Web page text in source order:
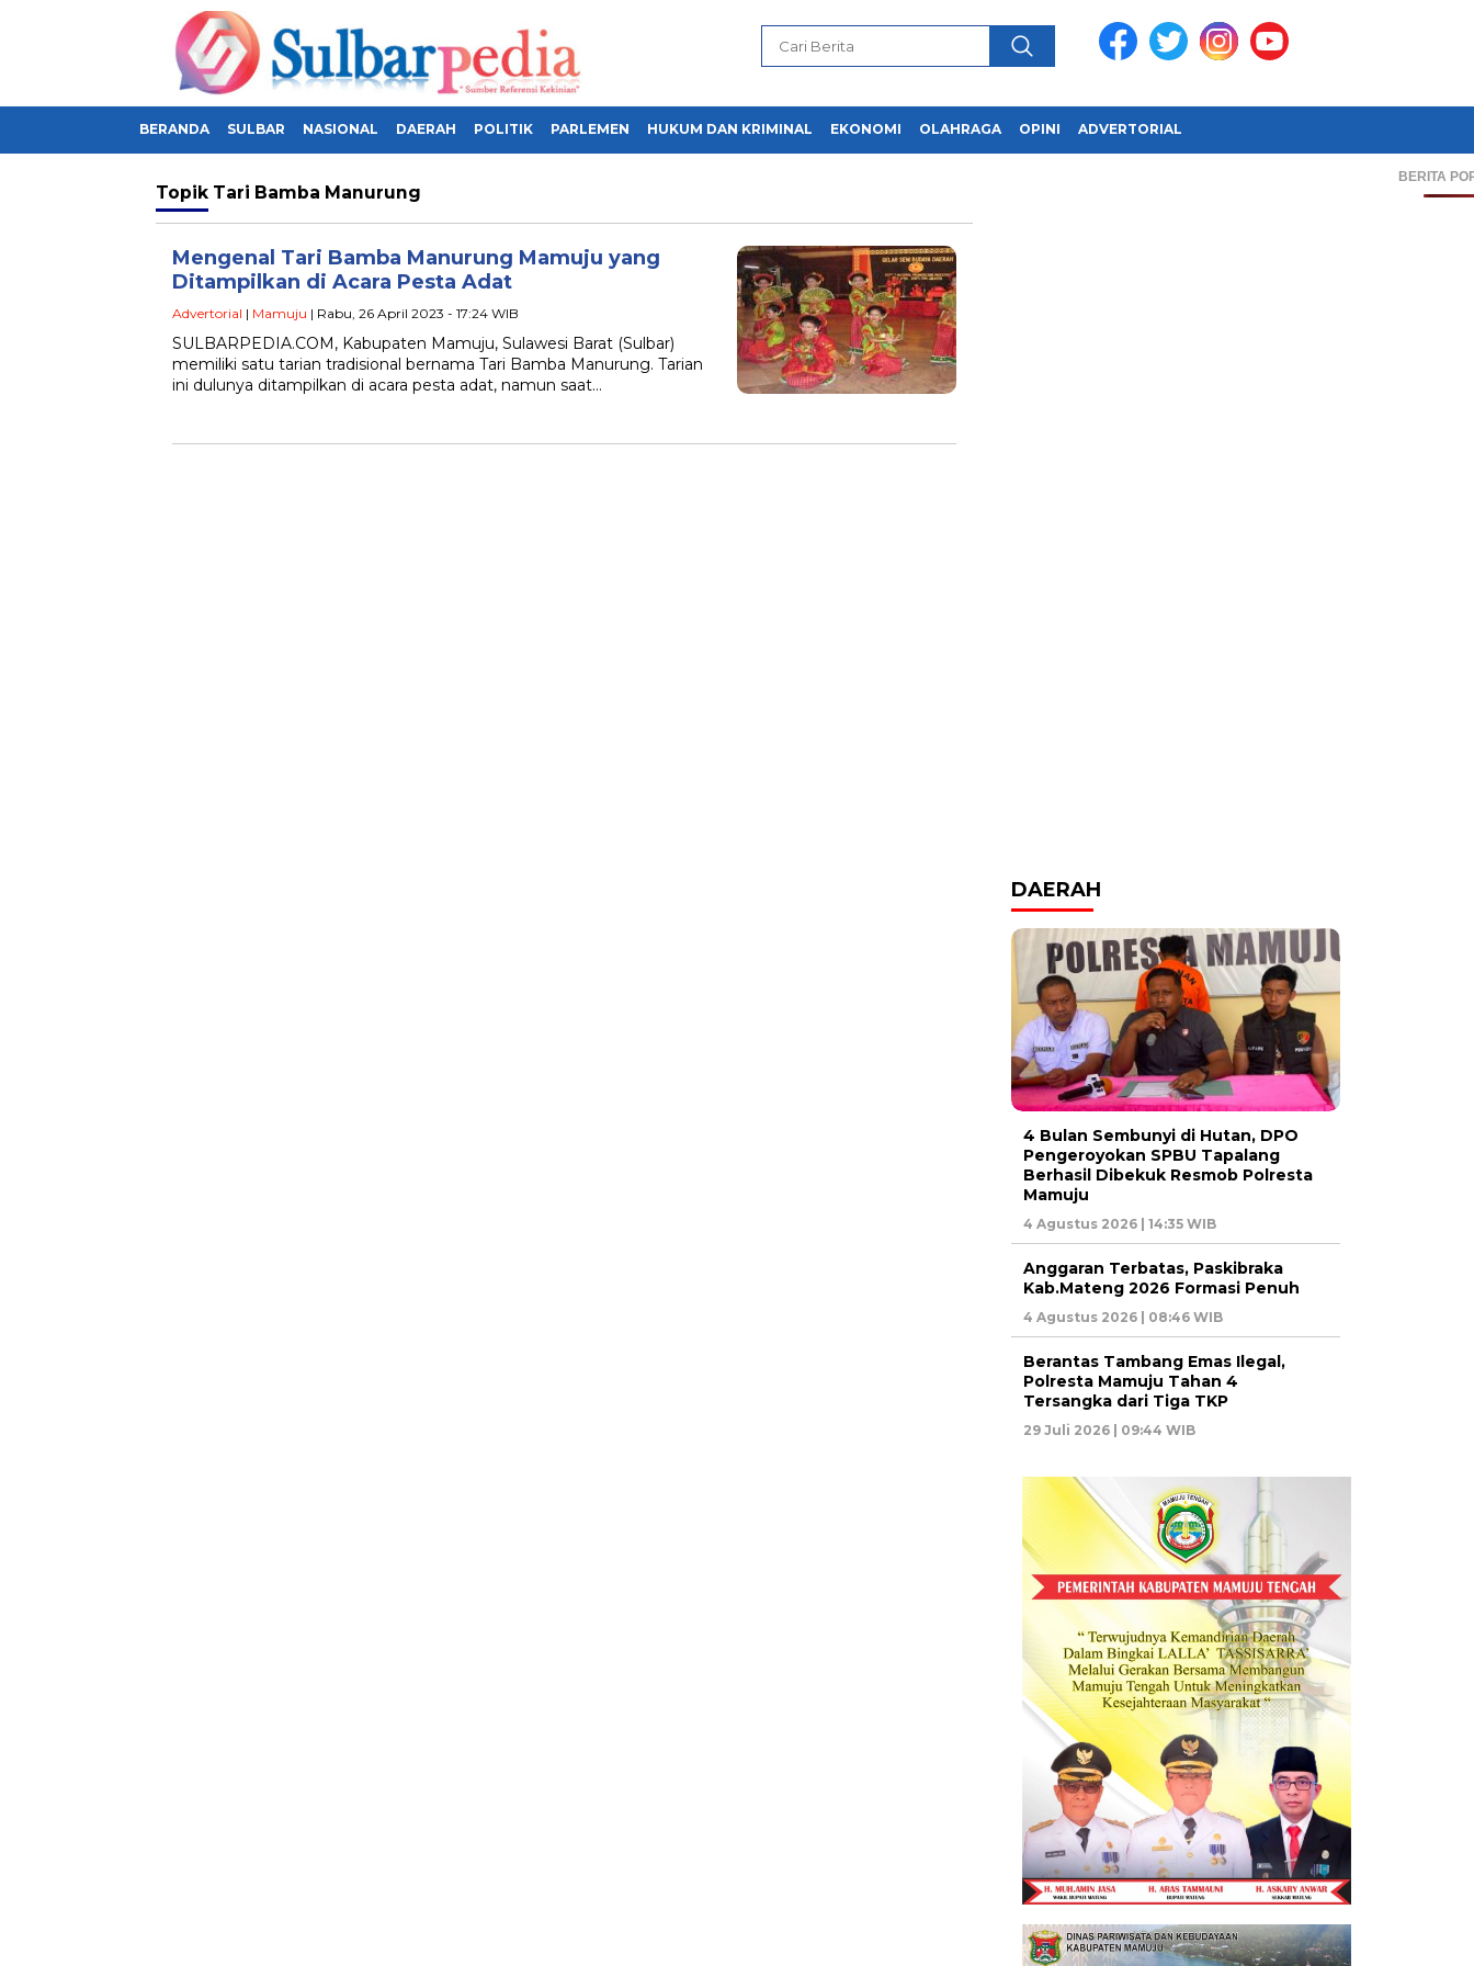
BERANDA SULBAR NASIONAL DAERAH POLITIK PARLEMEN HUKUM DAN KRIMINAL EKONOMI OLAHRAGA OPINI ADVERTORIAL
BERITA
Topik Tari Bamba Manurung
Mengenal Tari Bamba Manurung Mamuju yang
Ditampilkan di Acara Pesta Adat
Advertorial | Mamuju | Rabu, 26 April 2023 - 17:24 WIB
SULBARPEDIA.COM, Kabupaten Mamuju, Sulawesi Barat (Sulbar)
memiliki satu tarian tradisional bernama Tari Bamba Manurung. Tarian
ini dulunya ditampilkan di acara pesta adat, namun saat…
DAERAH
4 Bulan Sembunyi di Hutan, DPO
Pengeroyokan SPBU Tapalang
Berhasil Dibekuk Resmob Polresta
Mamuju
4 Agustus 2026 | 14:35 WIB
Anggaran Terbatas, Paskibraka
Kab.Mateng 2026 Formasi Penuh
4 Agustus 2026 | 08:46 WIB
Berantas Tambang Emas Ilegal,
Polresta Mamuju Tahan 4
Tersangka dari Tiga TKP
29 Juli 2026 | 09:44 WIB